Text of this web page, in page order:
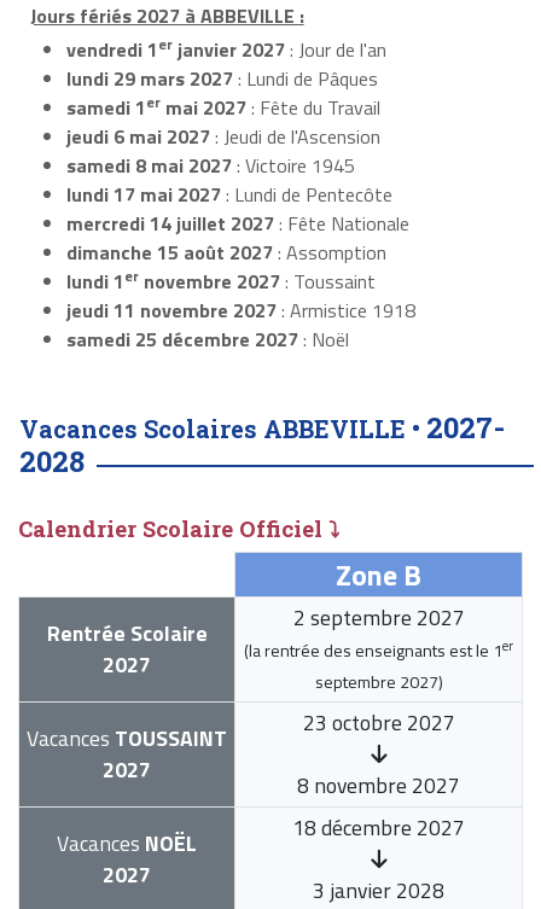
Jours fériés 2027 à ABBEVILLE :
vendredi 1er janvier 2027: Jour de l'an
lundi 29 mars 2027: Lundi de Pâques
samedi 1er mai 2027: Fête du Travail
jeudi 6 mai 2027: Jeudi de l'Ascension
samedi 8 mai 2027: Victoire 1945
lundi 17 mai 2027: Lundi de Pentecôte
mercredi 14 juillet 2027: Fête Nationale
dimanche 15 août 2027: Assomption
lundi 1er novembre 2027: Toussaint
jeudi 11 novembre 2027: Armistice 1918
samedi 25 décembre 2027: Noël
Vacances Scolaires ABBEVILLE • 2027-
2028
Calendrier Scolaire Officiel ⤵
Zone B
Rentrée Scolaire
2027
2 septembre 2027
(la rentrée des enseignants est le 1er
septembre 2027)
Vacances TOUSSAINT
2027
23 octobre 2027
8 novembre 2027
Vacances NOËL
2027
18 décembre 2027
3 janvier 2028